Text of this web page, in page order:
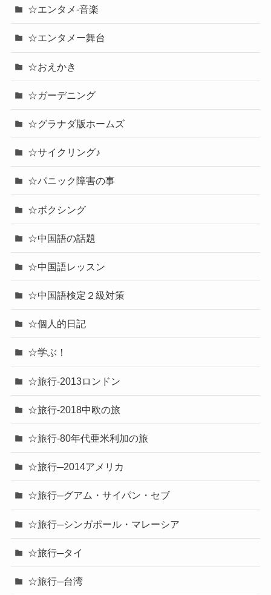
☆エンタメ-音楽
☆エンタメー舞台
☆おえかき
☆ガーデニング
☆グラナダ版ホームズ
☆サイクリング♪
☆パニック障害の事
☆ボクシング
☆中国語の話題
☆中国語レッスン
☆中国語検定２級対策
☆個人的日記
☆学ぶ！
☆旅行-2013ロンドン
☆旅行-2018中欧の旅
☆旅行-80年代亜米利加の旅
☆旅行─2014アメリカ
☆旅行─グアム・サイパン・セブ
☆旅行─シンガポール・マレーシア
☆旅行─タイ
☆旅行─台湾